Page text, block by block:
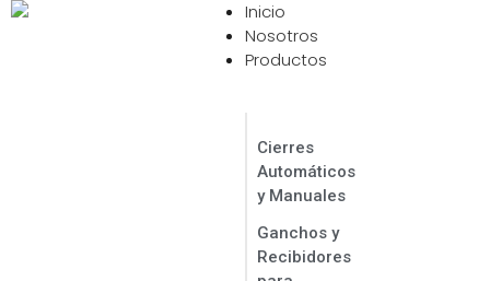
Inicio
Nosotros
Productos
Cierres
Automáticos
y Manuales
Ganchos y
Recibidores
Contáctanos Ahora